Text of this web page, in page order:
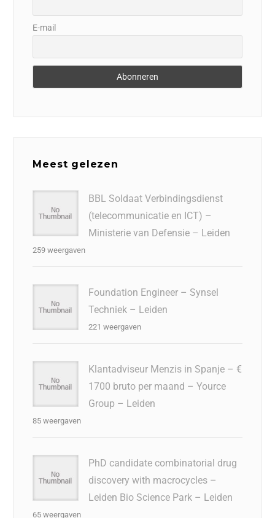
E-mail
Meest gelezen
BBL Soldaat Verbindingsdienst
(telecommunicatie en ICT) –
Ministerie van Defensie – Leiden
259 weergaven
Foundation Engineer – Synsel
Techniek – Leiden
221 weergaven
Klantadviseur Menzis in Spanje – €
1700 bruto per maand – Yource
Group – Leiden
85 weergaven
PhD candidate combinatorial drug
discovery with macrocycles –
Leiden Bio Science Park – Leiden
65 weergaven